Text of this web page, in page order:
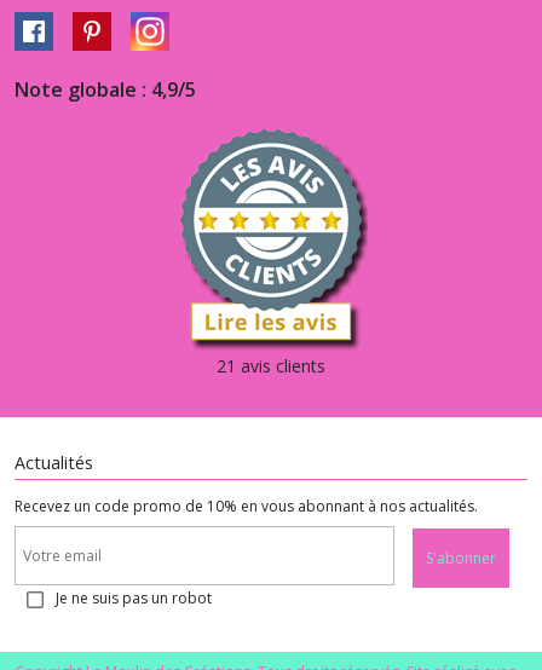
Note globale : 4,9/5
21 avis clients
Actualités
Recevez un code promo de 10% en vous abonnant à nos actualités.
S'abonner
Je ne suis pas un robot